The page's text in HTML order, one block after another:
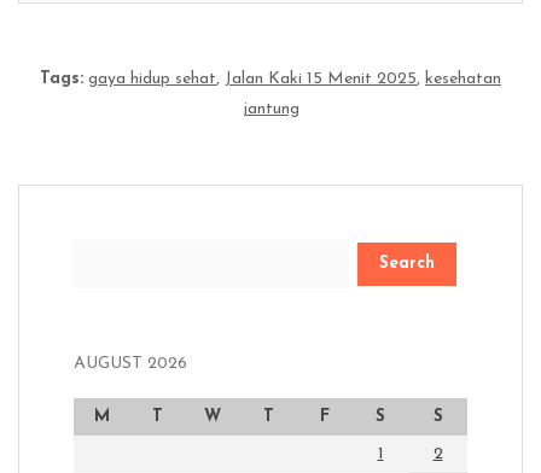
Tags: gaya hidup sehat, Jalan Kaki 15 Menit 2025, kesehatan
jantung
AUGUST 2026
M T W T F S S
1 2